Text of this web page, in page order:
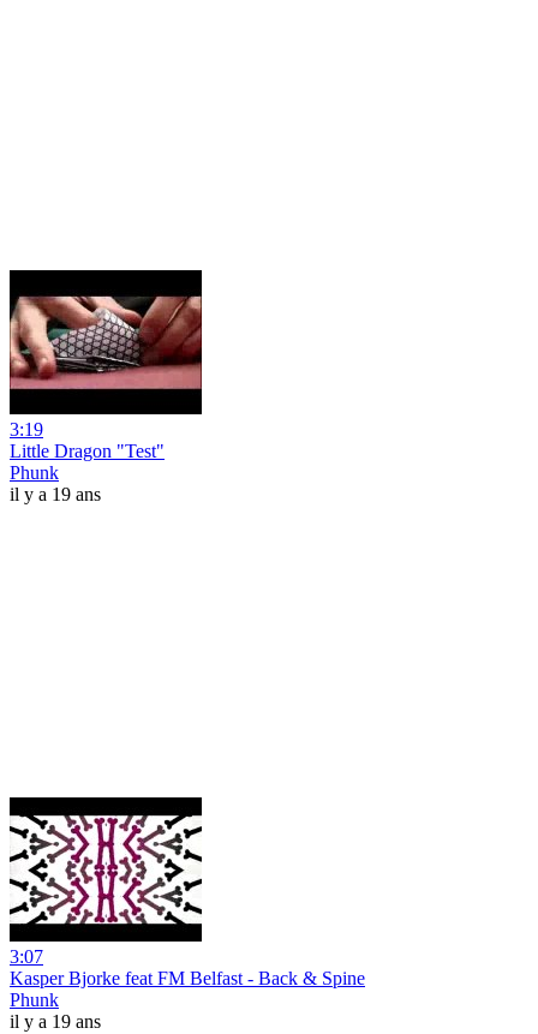
3:19
Little Dragon "Test"
Phunk
il y a 19 ans
3:07
Kasper Bjorke feat FM Belfast - Back & Spine
Phunk
il y a 19 ans